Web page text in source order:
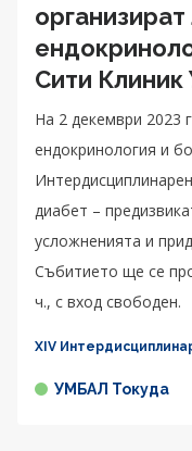
Сити
На 2 декември 2023
ендокринология и
диабет –
усложненията и
Събитието ще се
ч., с вход свободен.
XIV
УМБАЛ Токуда